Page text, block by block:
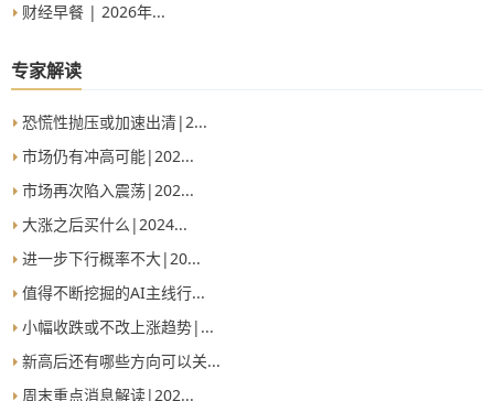
财经早餐 | 2026年...
专家解读
恐慌性抛压或加速出清|2...
市场仍有冲高可能|202...
市场再次陷入震荡|202...
大涨之后买什么|2024...
进一步下行概率不大|20...
值得不断挖掘的AI主线行...
小幅收跌或不改上涨趋势|...
新高后还有哪些方向可以关...
周末重点消息解读|202...